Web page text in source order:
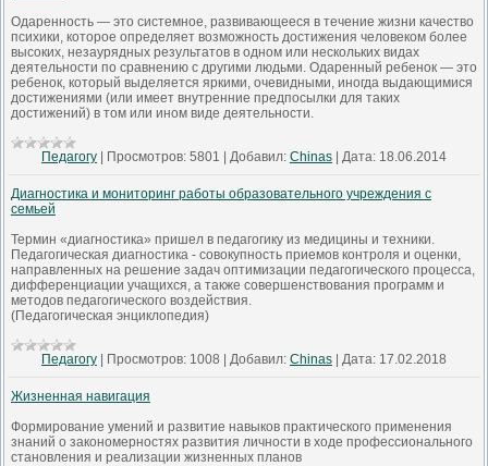
Одаренность — это системное, развивающееся в течение жизни качество
психики, которое определяет возможность достижения человеком более
высоких, незаурядных результатов в одном или нескольких видах
деятельности по сравнению с другими людьми. Одаренный ребенок — это
ребенок, который выделяется яркими, очевидными, иногда выдающимися
достижениями (или имеет внутренние предпосылки для таких
достижений) в том или ином виде деятельности.
Педагогу Просмотров: 5801 Добавил: Chinas Дата: 18.06.2014
Диагностика и мониторинг работы образовательного учреждения с
семьей
Термин «диагностика» пришел в педагогику из медицины и техники.
Педагогическая диагностика - совокупность приемов контроля и оценки,
направленных на решение задач оптимизации педагогического процесса,
дифференциации учащихся, а также совершенствования программ и
методов педагогического воздействия.
(Педагогическая энциклопедия)
Педагогу Просмотров: 1008 Добавил: Chinas Дата: 17.02.2018
Жизненная навигация
Формирование умений и развитие навыков практического применения
знаний о закономерностях развития личности в ходе профессионального
становления и реализации жизненных планов